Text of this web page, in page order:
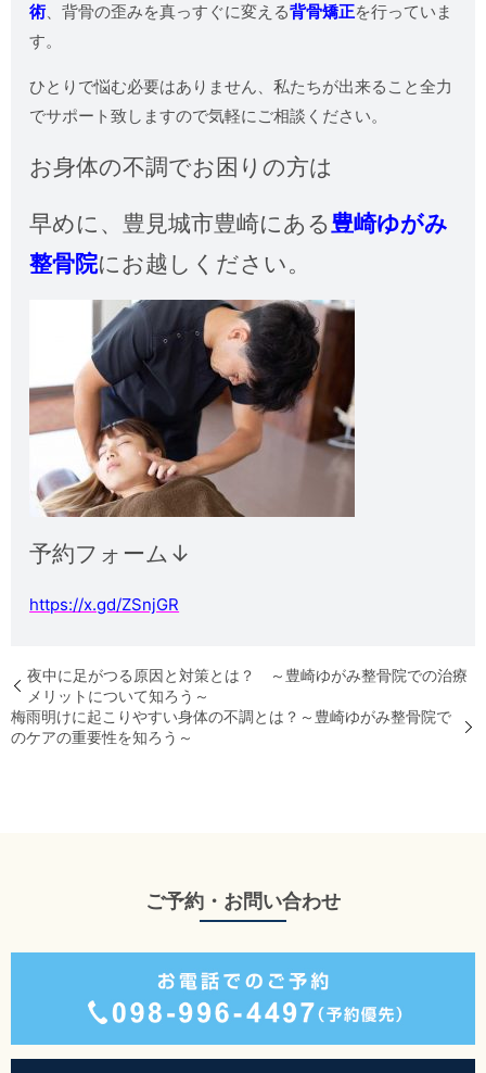
術、背骨の歪みを真っすぐに変える背骨矯正を行っていま
す。
ひとりで悩む必要はありません、私たちが出来ること全力
でサポート致しますので気軽にご相談ください。
お身体の不調でお困りの方は
早めに、 豊見城市豊崎にある豊崎ゆがみ
整骨院にお越しください。
予約フォーム↓
https://x.gd/ZSnjGR
夜中に足がつる原因と対策とは？ ～豊崎ゆがみ整骨院での治療
メリットについて知ろう～
梅雨明けに起こりやすい身体の不調とは？～豊崎ゆがみ整骨院で
のケアの重要性を知ろう～
ご予約・お問い合わせ